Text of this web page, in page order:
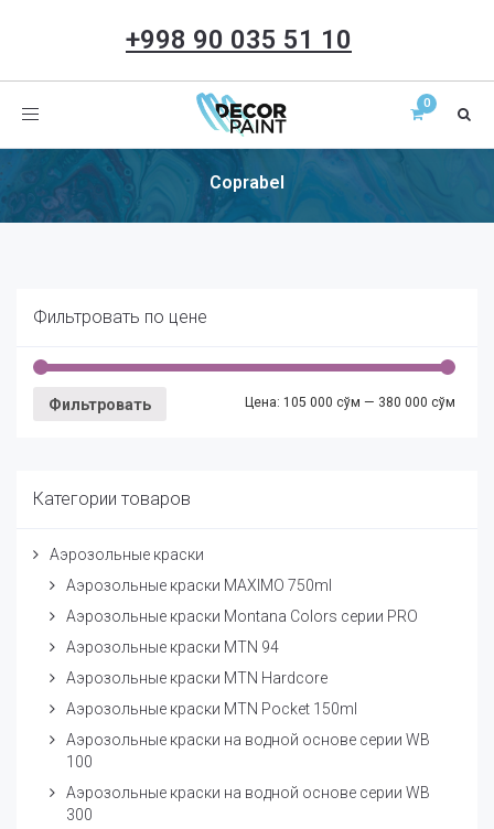
+998 90 035 51 10
Toggle
Coprabel
Фильтровать по цене
Фильтровать Цена: 105 000 сўм — 380 000 сўм
Категории товаров
Аэрозольные краски
Аэрозольные краски MAXIMO 750ml
Аэрозольные краски Montana Colors серии PRO
Аэрозольные краски MTN 94
Аэрозольные краски MTN Hardcore
Аэрозольные краски MTN Pocket 150ml
Аэрозольные краски на водной основе серии WB
100
Аэрозольные краски на водной основе серии WB
300